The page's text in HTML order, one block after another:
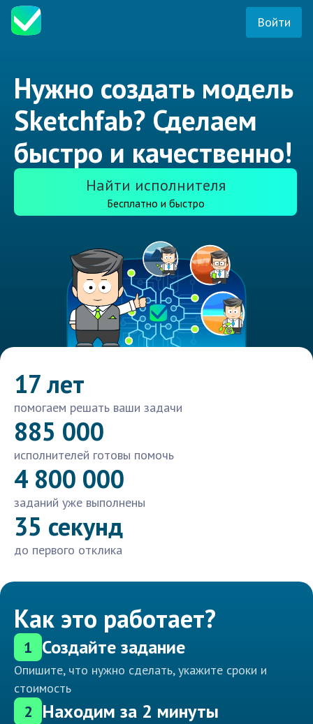
Войти
Нужно создать модель
Sketchfab? Сделаем
быстро и качественно!
Найти исполнителя
Бесплатно и быстро
17 лет
помогаем решать ваши задачи
885 000
исполнителей готовы помочь
4 800 000
заданий уже выполнены
35 секунд
до первого отклика
Как это работает?
1 Создайте задание
Опишите, что нужно сделать, укажите сроки и
стоимость
2 Находим за 2 минуты